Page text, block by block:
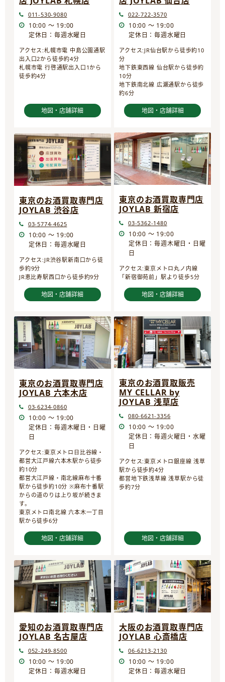
011-530-9080
10:00 ～ 19:00
定休日：毎週水曜日
アクセス:札幌市電 中島公園通駅
出入口2から徒歩約4分
札幌市電 行啓通駅出入口1から
徒歩約4分
地図・店舗詳細
022-722-3570
10:00 ～ 19:00
定休日：毎週水曜日
アクセス:JR仙台駅から徒歩約10
分
地下鉄東西線 仙台駅から徒歩約
10分
地下鉄南北線 広瀬通駅から徒歩
約6分
地図・店舗詳細
東京のお酒買取専門店
JOYLAB 渋谷店
03-5774-4625
10:00 ～ 19:00
定休日：毎週水曜日
アクセス:JR渋谷駅新南口から徒
歩約9分
JR恵比寿駅西口から徒歩約9分
地図・店舗詳細
東京のお酒買取専門店
JOYLAB 新宿店
03-5362-1480
10:00 ～ 19:00
定休日：毎週木曜日・日曜
日
アクセス:東京メトロ丸ノ内線
「新宿御苑前」駅より徒歩5分
地図・店舗詳細
東京のお酒買取専門店
JOYLAB 六本木店
03-6234-0860
10:00 ～ 19:00
定休日：毎週木曜日・日曜
日
アクセス:東京メトロ日比谷線・
都営大江戸線六本木駅から徒歩
約10分
都営大江戸線・南北線麻布十番
駅から徒歩約10分 ※麻布十番駅
からの道のりは上り坂が続きま
す。
東京メトロ南北線 六本木一丁目
駅から徒歩6分
地図・店舗詳細
東京のお酒買取販売
MY CELLAR by
JOYLAB 浅草店
080-6621-3356
10:00 ～ 19:00
定休日：毎週火曜日・水曜
日
アクセス:東京メトロ銀座線 浅草
駅から徒歩約4分
都営地下鉄浅草線 浅草駅から徒
歩約7分
地図・店舗詳細
愛知のお酒買取専門店
JOYLAB 名古屋店
052-249-8500
10:00 ～ 19:00
定休日：毎週水曜日
大阪のお酒買取専門店
JOYLAB 心斎橋店
06-6213-2130
10:00 ～ 19:00
定休日：毎週水曜日